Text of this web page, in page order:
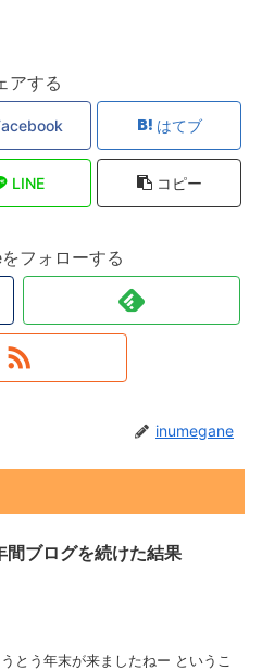
アする
はてブ
LINE コピー
フォローする
inumegane
間ブログを続けた結果
とう年末が来ましたねー というこ